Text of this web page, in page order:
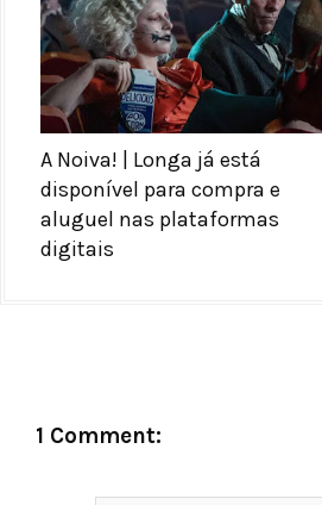
A Noiva! | Longa já está
disponível para compra e
aluguel nas plataformas
digitais
1 Comment: